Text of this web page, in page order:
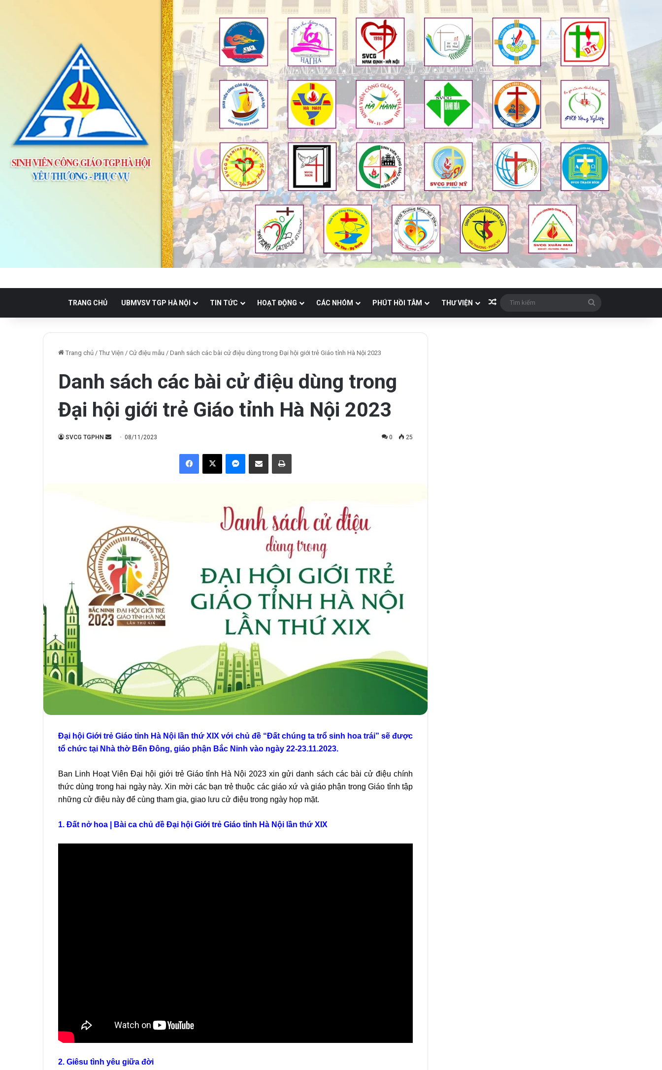
TRANG CHỦ UBMVSV TGP HÀ NỘI TIN TỨC HOẠT ĐỘNG CÁC NHÓM PHÚT HỒI TÂM THƯ VIỆN Bài viết ngẫu nhiên
Tìm
kiếm
Trang chủ / Thư Viện / Cử điệu mẫu / Danh sách các bài cử điệu dùng trong Đại hội giới trẻ Giáo tỉnh Hà Nội 2023
Danh sách các bài cử điệu dùng trong
Đại hội giới trẻ Giáo tỉnh Hà Nội 2023
SVCG TGPHN
Send 08/11/2023 0 25
Facebook
X Messenger
Share via Email Print
Đại hội Giới trẻ Giáo tỉnh Hà Nội lần thứ XIX với chủ đề “Đất chúng ta trổ sinh hoa trái” sẽ được
tổ chức tại Nhà thờ Bến Đông, giáo phận Bắc Ninh vào ngày 22-23.11.2023.
Ban Linh Hoạt Viên Đại hội giới trẻ Giáo tỉnh Hà Nội 2023 xin gửi danh sách các bài cử điệu chính
thức dùng trong hai ngày này. Xin mời các bạn trẻ thuộc các giáo xứ và giáo phận trong Giáo tỉnh tập
những cử điệu này để cùng tham gia, giao lưu cử điệu trong ngày họp mặt.
1. Đất nở hoa | Bài ca chủ đề Đại hội Giới trẻ Giáo tỉnh Hà Nội lần thứ XIX
2. Giêsu tình yêu giữa đời